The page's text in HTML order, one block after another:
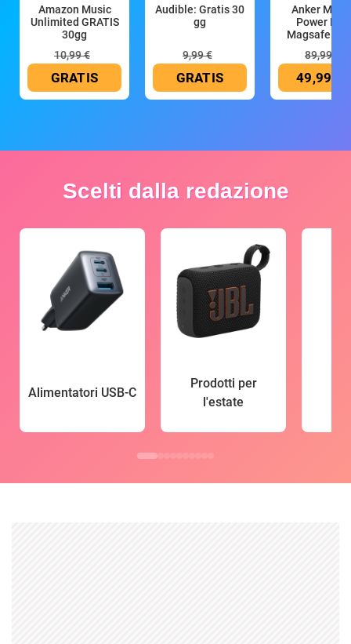
Amazon Music
Unlimited GRATIS
30gg
10,99 €
GRATIS
Audible: Gratis 30
gg
9,99 €
GRATIS
Anker
Power
Magsafe
89,99 €
49,99 €
Scelti dalla redazione
Alimentatori USB-C
Prodotti per
l'estate